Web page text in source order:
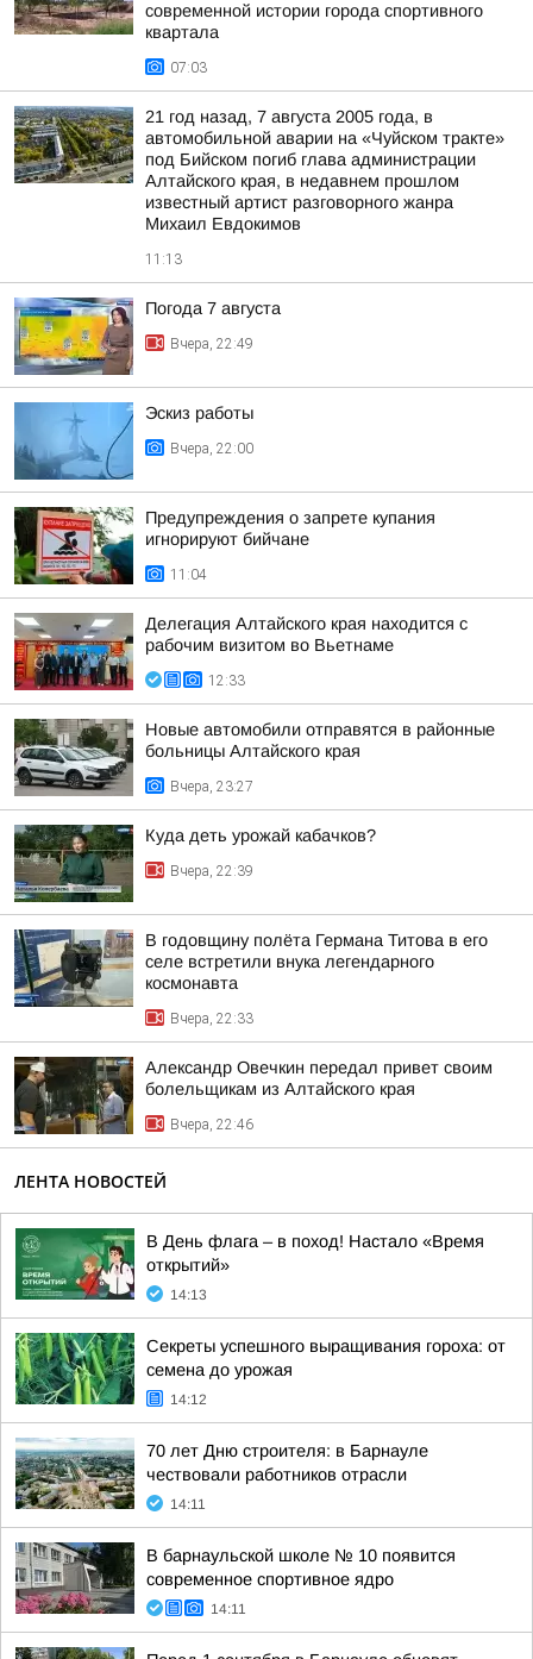
современной истории города спортивного
квартала
07:03
21 год назад, 7 августа 2005 года, в
автомобильной аварии на «Чуйском тракте»
под Бийском погиб глава администрации
Алтайского края, в недавнем прошлом
известный артист разговорного жанра
Михаил Евдокимов
11:13
Погода 7 августа
Вчера, 22:49
Эскиз работы
Вчера, 22:00
Предупреждения о запрете купания
игнорируют бийчане
11:04
Делегация Алтайского края находится с
рабочим визитом во Вьетнаме
12:33
Новые автомобили отправятся в районные
больницы Алтайского края
Вчера, 23:27
Куда деть урожай кабачков?
Вчера, 22:39
В годовщину полёта Германа Титова в его
селе встретили внука легендарного
космонавта
Вчера, 22:33
Александр Овечкин передал привет своим
болельщикам из Алтайского края
Вчера, 22:46
ЛЕНТА НОВОСТЕЙ
В День флага – в поход! Настало «Время
открытий»
14:13
Секреты успешного выращивания гороха: от
семена до урожая
14:12
70 лет Дню строителя: в Барнауле
чествовали работников отрасли
14:11
В барнаульской школе № 10 появится
современное спортивное ядро
14:11